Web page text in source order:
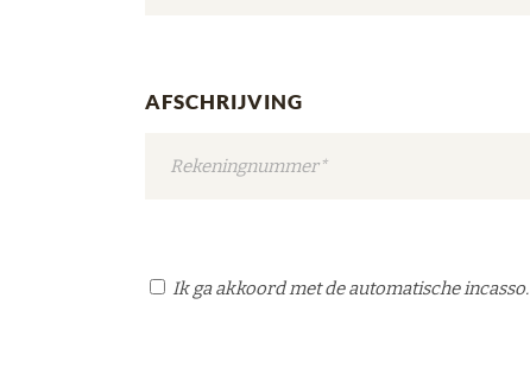
AFSCHRIJVING
Ik ga akkoord met de automatische incasso.